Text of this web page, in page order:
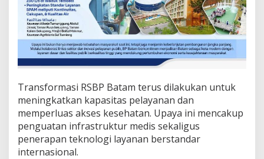
n
g
I
n
v
e
t
a
i
Transformasi RSBP Batam terus dilakukan untuk
meningkatkan kapasitas pelayanan dan
memperluas akses kesehatan. Upaya ini mencakup
penguatan infrastruktur medis sekaligus
penerapan teknologi layanan berstandar
internasional.